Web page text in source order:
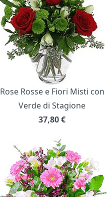
Rose Rosse e Fiori Misti con
Verde di Stagione
37,80€